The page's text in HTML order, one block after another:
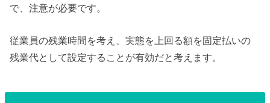
で、注意が必要です。
従業員の残業時間を考え、実態を上回る額を固定払いの
残業代として設定することが有効だと考えます。